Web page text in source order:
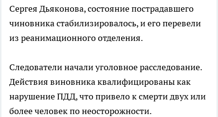
Сергея Дьяконова, состояние пострадавшего
чиновника стабилизировалось, и его перевели
из реанимационного отделения.
Следователи начали уголовное расследование.
Действия виновника квалифицированы как
нарушение ПДД, что привело к смерти двух или
более человек по неосторожности.